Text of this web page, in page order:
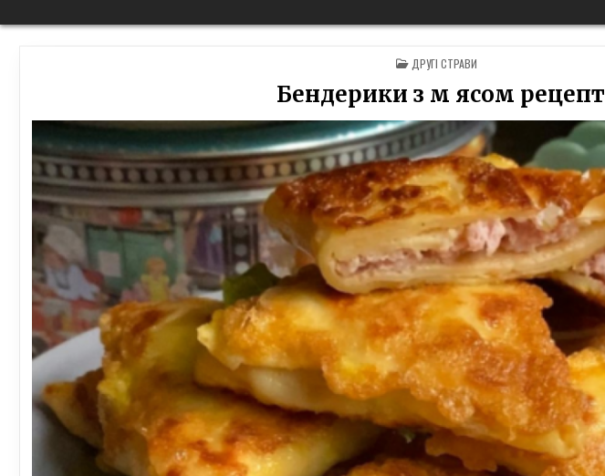
POSTED
IN
ДРУГІ СТРАВИ
Бендерики з м ясом рецепт